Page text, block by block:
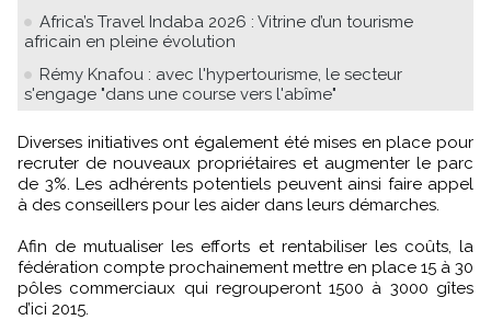
Africa’s Travel Indaba 2026 : Vitrine d’un tourisme
africain en pleine évolution
Rémy Knafou : avec l'hypertourisme, le secteur
s'engage "dans une course vers l'abîme"
Diverses initiatives ont également été mises en place pour
recruter de nouveaux propriétaires et augmenter le parc
de 3%. Les adhérents potentiels peuvent ainsi faire appel
à des conseillers pour les aider dans leurs démarches.
Afin de mutualiser les efforts et rentabiliser les coûts, la
fédération compte prochainement mettre en place 15 à 30
pôles commerciaux qui regrouperont 1500 à 3000 gîtes
d’ici 2015.